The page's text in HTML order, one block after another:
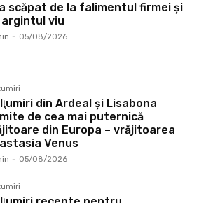
scăpat de la falimentul firmei și
argintul viu
- 05/08/2026
din Ardeal și Lisabona
de cea mai puternică
din Europa – vrăjitoarea
Venus
- 05/08/2026